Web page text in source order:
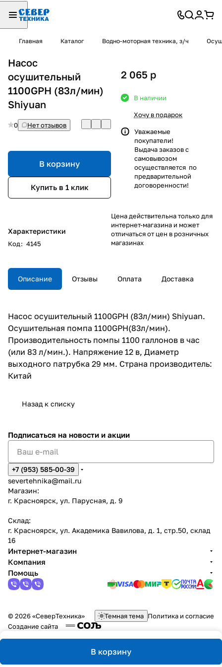
Главная Каталог Водно-моторная техника, з/ч
Насос
осушительный
1100GPH (83л/мин)
Shiyuan
0 Нет отзывов
В корзину
Купить в 1 клик
Характеристики
Код: 4145
2 065 p
В наличии
Хочу в подарок
Уважаемые
покупатели!
Выдача заказов с
самовывозом
осуществляется по
предварительной
договоренности!
Цена действительна только для
интернет-магазина и может
отличаться от цен в розничных
магазинах
Описание Отзывы Оплата Доставка
Насос осушительный 1100GPH (83л/мин) Shiyuan.
Осушительная помпа 1100GPH(83л/мин).
Производительность помпы 1100 галлонов в час
(или 83 л/мин.). Напряжение 12 в, Диаметр
выходного патрубка 29 мм. Страна производитель:
Китай
Назад к списку
В корзину
Подписаться на новости и акции
+7 (953) 585-00-39
severtehnika@mail.ru
Магазин:
г. Красноярск, ул. Парусная, д. 9
Склад:
г. Красноярск, ул. Академика Вавилова, д. 1, стр.50, склад
16
Интернет-магазин
Компания
Помощь
© 2026 «СеверТехника» Темная тема Политика и согласие
Создание сайта